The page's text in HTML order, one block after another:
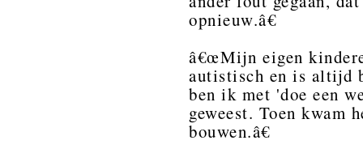
opnieuw.â€
â€œMijn eigen
autistisch en is altijd
ben ik met 'doe een
geweest. Toen kwam
bouwen.â€